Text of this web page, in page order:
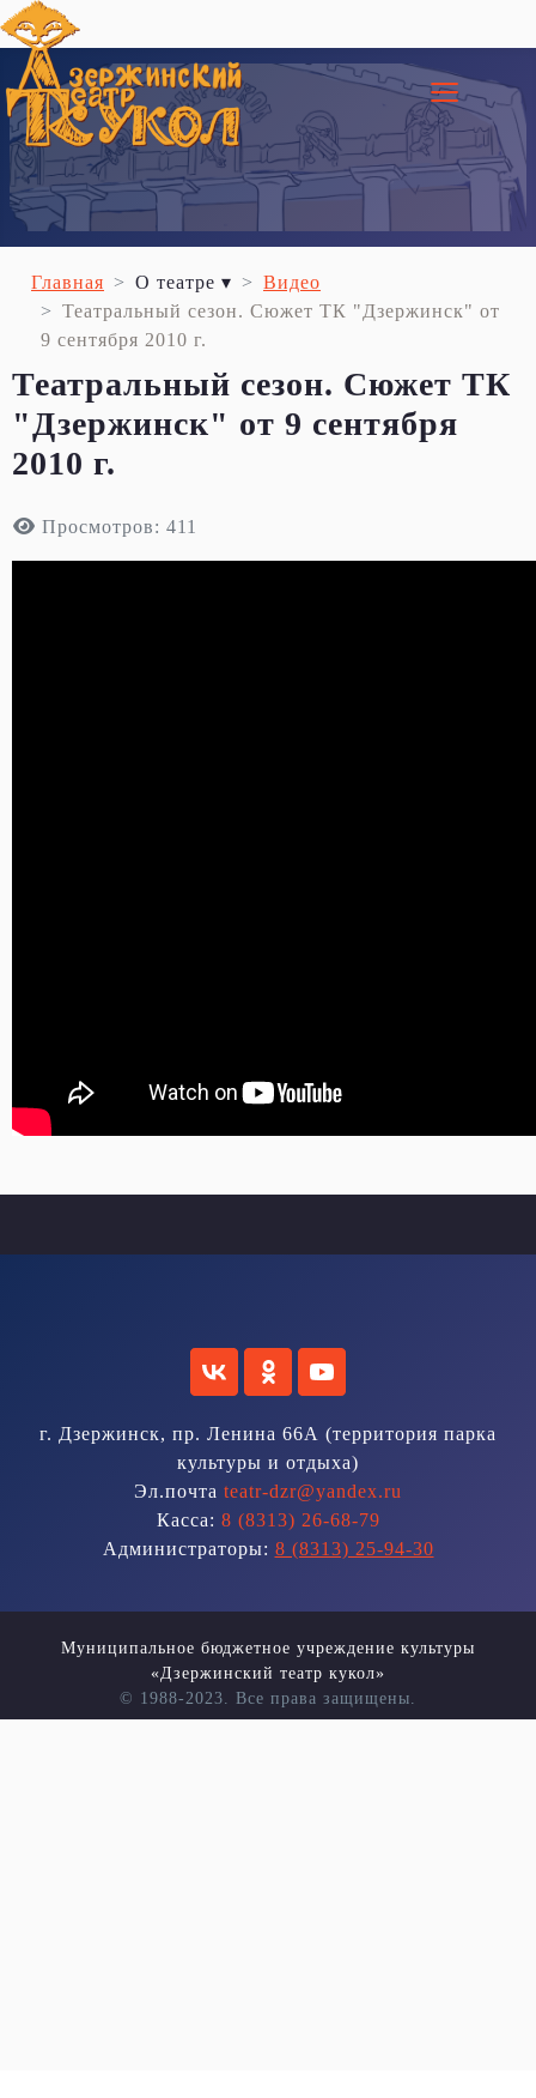
Главная О театре ▾
Видео
Театральный сезон. Сюжет ТК "Дзержинск" от
9 сентября 2010 г.
Театральный сезон. Сюжет ТК
"Дзержинск" от 9 сентября
2010 г.
Просмотров: 411
г. Дзержинск, пр. Ленина 66А (территория парка
культуры и отдыха)
Эл.почта teatr-dzr@yandex.ru
Касса: 8 (8313) 26-68-79
Администраторы: 8 (8313) 25-94-30
Муниципальное бюджетное учреждение культуры
«Дзержинский театр кукол»
© 1988-2023. Все права защищены.
≡